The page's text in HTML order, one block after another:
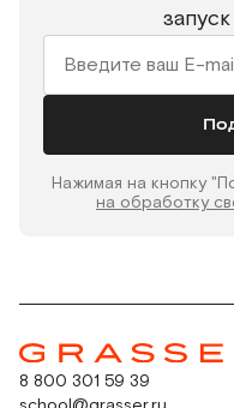
Нажимая на кнопку
на обработку
8 800 301 59 39